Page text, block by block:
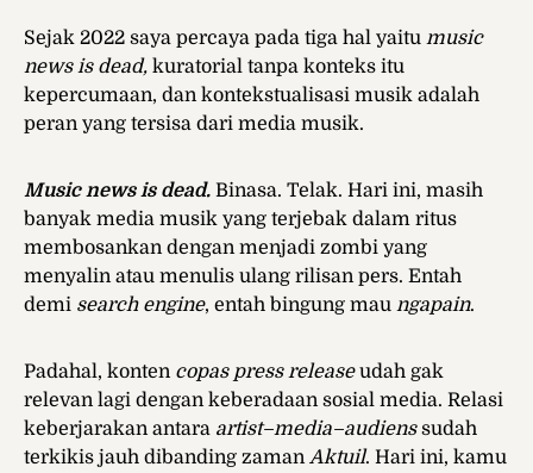
Sejak 2022 saya percaya pada tiga hal yaitu music
news is dead, kuratorial tanpa konteks itu
kepercumaan, dan kontekstualisasi musik adalah
peran yang tersisa dari media musik.
Music news is dead. Binasa. Telak. Hari ini, masih
banyak media musik yang terjebak dalam ritus
membosankan dengan menjadi zombi yang
menyalin atau menulis ulang rilisan pers. Entah
demi search engine, entah bingung mau ngapain.
Padahal, konten copas press releaseudah gak
relevan lagi dengan keberadaan sosial media. Relasi
keberjarakan antara artist–media–audienssudah
terkikis jauh dibanding zaman Aktuil. Hari ini, kamu